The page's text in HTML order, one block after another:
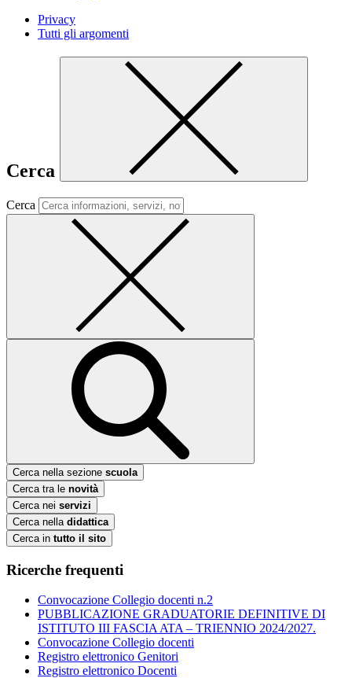
Privacy
Tutti gli argomenti
Cerca
Cerca
Cerca nella sezione scuola
Cerca tra le novità
Cerca nei servizi
Cerca nella didattica
Cerca in tutto il sito
Ricerche frequenti
Convocazione Collegio docenti n.2
PUBBLICAZIONE GRADUATORIE DEFINITIVE DI
ISTITUTO III FASCIA ATA – TRIENNIO 2024/2027.
Convocazione Collegio docenti
Registro elettronico Genitori
Registro elettronico Docenti